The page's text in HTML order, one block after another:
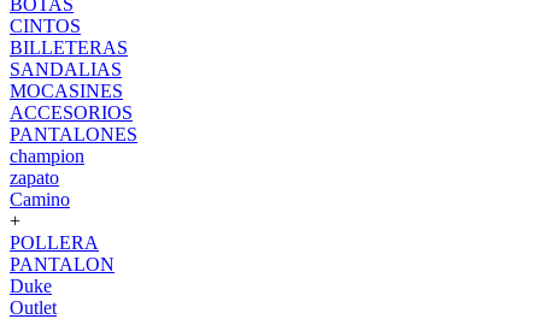
BOTAS
CINTOS
BILLETERAS
SANDALIAS
MOCASINES
ACCESORIOS
PANTALONES
champion
zapato
Camino
+
POLLERA
PANTALON
Duke
Outlet